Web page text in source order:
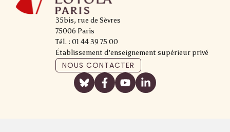
35bis, rue de Sèvres
75006 Paris
Tél. : 01 44 39 75 00
Établissement d'enseignement supérieur privé
NOUS CONTACTER